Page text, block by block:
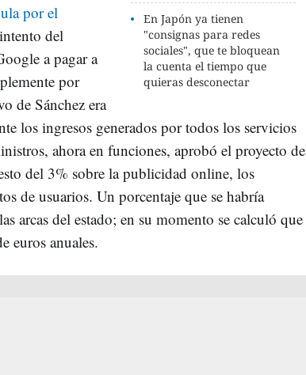
En Japón ya tienen
"consignas para redes
sociales", que te bloquean
la cuenta el tiempo que
quieras desconectar
por el
del
a pagar a
por
de Sánchez era
los ingresos generados por todos los servicios
ahora en funciones, aprobó el proyecto de
del 3% sobre la publicidad online, los
de usuarios. Un porcentaje que se habría
arcas del estado; en su momento se calculó que
euros anuales.